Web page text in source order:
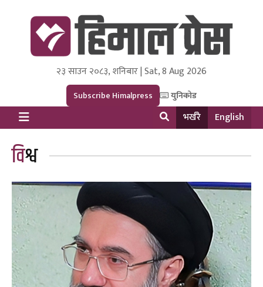
Himal Press
Dot NewsyNepal Media and Research Pvt Ltd.
२३ साउन २०८३, शनिबार | Sat, 8 Aug 2026
Subscribe Himalpress युनिकोड
भर्खरै English
विश्व